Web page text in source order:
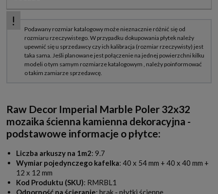
Raw Decor Imperial Marble Poler 32x32
mozaika ścienna kamienna dekoracyjna -
podstawowe informacje o płytce:
Liczba arkuszy na 1m2: 9.7
Wymiar pojedynczego kafelka: 40 x 54 mm + 40 x 40 mm +
12 x 12 mm
Kod Produktu (SKU): RMRBL1
Odporność na ścieranie: brak - płytki ścienne